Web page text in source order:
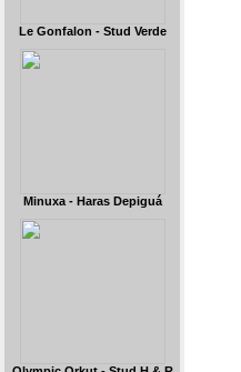
Le Gonfalon - Stud Verde
Minuxa - Haras Depiguá